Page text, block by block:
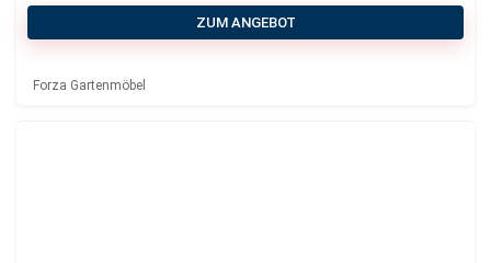
ZUM ANGEBOT
Forza Gartenmöbel